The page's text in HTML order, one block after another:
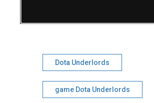
Dota Underlords
game Dota Underlords